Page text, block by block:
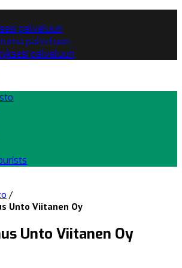
palveluun
palveluun
palveluun
/
Unto Viitanen Oy
Unto Viitanen Oy